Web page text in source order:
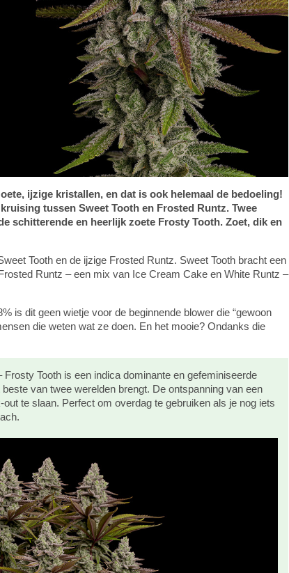
ijzige kristallen, en dat is ook helemaal de bedoeling!
tussen Sweet Tooth en Frosted Runtz. Twee
schitterende en heerlijk zoete Frosty Tooth. Zoet, dik en
Tooth en de ijzige Frosted Runtz. Sweet Tooth bracht een
Runtz – een mix van Ice Cream Cake en White Runtz –
is dit geen wietje voor de beginnende blower die “gewoon
die weten wat ze doen. En het mooie? Ondanks die
Frosty Tooth is een indica dominante en gefeminiseerde
van twee werelden brengt. De ontspanning van een
te slaan. Perfect om overdag te gebruiken als je nog iets